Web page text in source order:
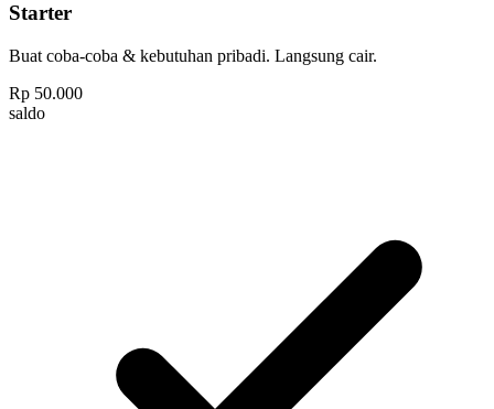
Starter
Buat coba-coba & kebutuhan pribadi. Langsung cair.
Rp 50.000
saldo